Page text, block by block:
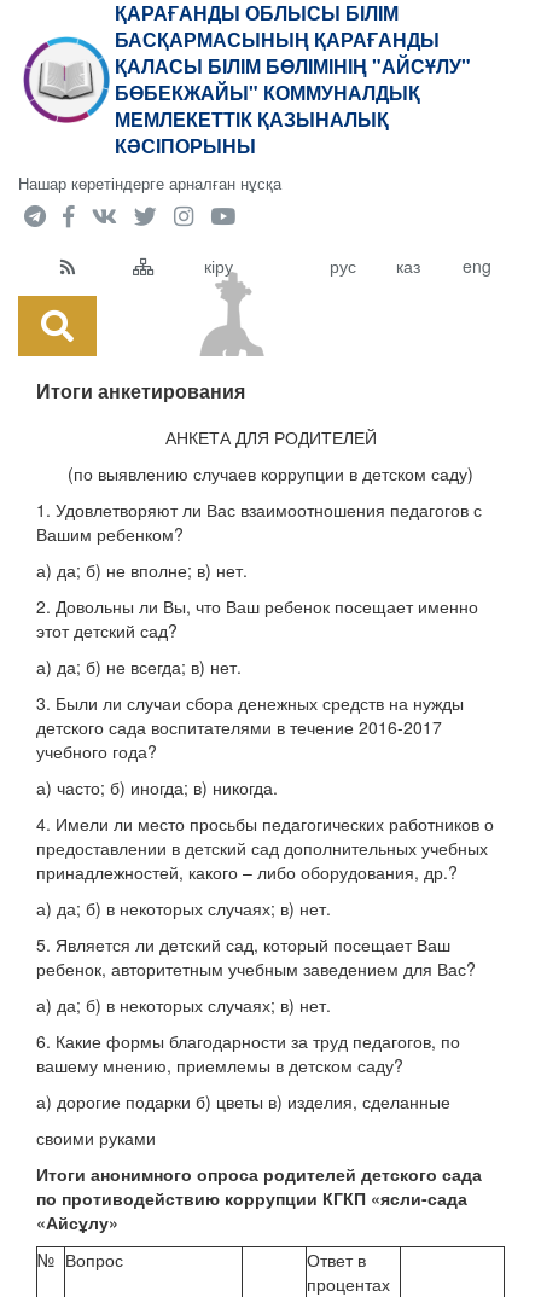
ҚАРАҒАНДЫ ОБЛЫСЫ БІЛІМ
БАСҚАРМАСЫНЫҢ ҚАРАҒАНДЫ
ҚАЛАСЫ БІЛІМ БӨЛІМІНІҢ "АЙСҰЛУ"
БӨБЕКЖАЙЫ" КОММУНАЛДЫҚ
МЕМЛЕКЕТТІК ҚАЗЫНАЛЫҚ
КӘСІПОРЫНЫ
Нашар көретіндерге арналған нұсқа
кіру рус каз eng
Итоги анкетирования
АНКЕТА ДЛЯ РОДИТЕЛЕЙ
(по выявлению случаев коррупции в детском саду)
1. Удовлетворяют ли Вас взаимоотношения педагогов с
Вашим ребенком?
а) да; б) не вполне; в) нет.
2. Довольны ли Вы, что Ваш ребенок посещает именно
этот детский сад?
а) да; б) не всегда; в) нет.
3. Были ли случаи сбора денежных средств на нужды
детского сада воспитателями в течение 2016-2017
учебного года?
а) часто; б) иногда; в) никогда.
4. Имели ли место просьбы педагогических работников о
предоставлении в детский сад дополнительных учебных
принадлежностей, какого – либо оборудования, др.?
а) да; б) в некоторых случаях; в) нет.
5. Является ли детский сад, который посещает Ваш
ребенок, авторитетным учебным заведением для Вас?
а) да; б) в некоторых случаях; в) нет.
6. Какие формы благодарности за труд педагогов, по
вашему мнению, приемлемы в детском саду?
а) дорогие подарки б) цветы в) изделия, сделанные
своими руками
Итоги анонимного опроса родителей детского сада
по противодействию коррупции КГКП «ясли-сада
«Айсұлу»
№ Вопрос
Ответ в
процентах